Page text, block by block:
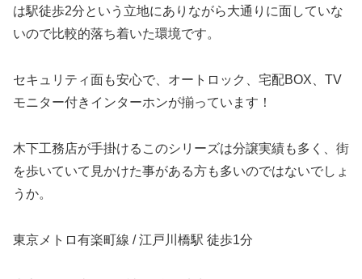
は駅徒歩2分という立地にありながら大通りに面していな
いので比較的落ち着いた環境です。
セキュリティ面も安心で、オートロック、宅配BOX、TV
モニター付きインターホンが揃っています！
木下工務店が手掛けるこのシリーズは分譲実績も多く、街
を歩いていて見かけた事がある方も多いのではないでしょ
うか。
東京メトロ有楽町線 / 江戸川橋駅 徒歩1分